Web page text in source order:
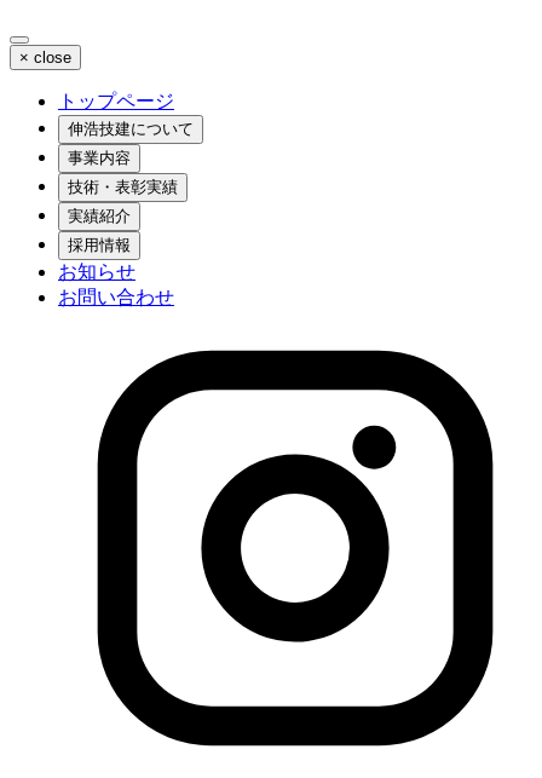
× close
トップページ
伸浩技建について
事業内容
技術・表彰実績
実績紹介
採用情報
お知らせ
お問い合わせ